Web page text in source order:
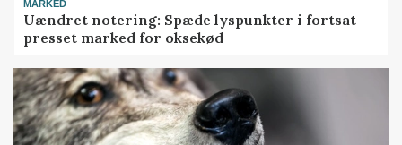
MARKED
Uændret notering: Spæde lyspunkter i fortsat
presset marked for oksekød